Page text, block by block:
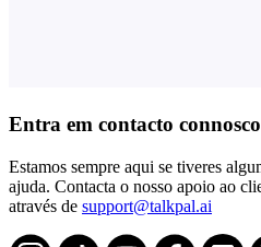
Entra em contacto connosco
Estamos sempre aqui se tiveres
ajuda. Contacta o nosso apoio ao
através de support@talkpal.ai